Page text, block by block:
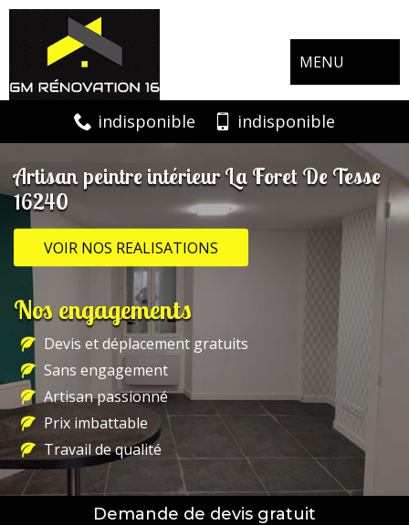
MENU
indisponible indisponible
Artisan peintre intérieur La Foret De Tesse
16240
VOIR NOS REALISATIONS
Nos engagements
Devis et déplacement gratuits
Sans engagement
Artisan passionné
Prix imbattable
Travail de qualité
Demande de devis gratuit